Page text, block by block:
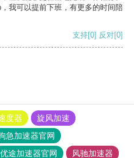
我可以提前下班，有更多的时间陪
支持[0] 反对[0]
度器
旋风加速
急加速器官网
优途加速器官网
风驰加速器